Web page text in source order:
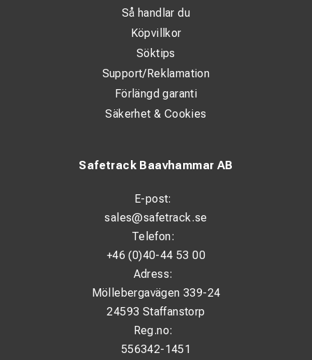
Safetrack Baavhammar AB
E-post:
sales@safetrack.se
Telefon:
+46 (0)40-44 53 00
Adress:
Möllebergavägen 339-24
24593 Staffanstorp
Reg.no:
556342-1451
Så handlar du
Köpvillkor
Söktips
Support/Reklamation
Förlängd garanti
Säkerhet & Cookies